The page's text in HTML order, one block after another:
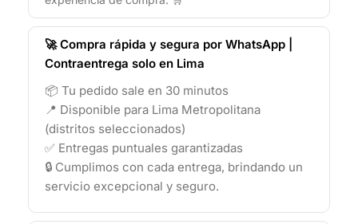
🚀 Compra rápida y segura por WhatsApp |
Contraentrega solo en Lima
📦 Tu pedido sale en 30 minutos
📍 Disponible para Lima Metropolitana
(distritos seleccionados)
✅ Entregas puntuales garantizadas
🔒 Cumplimos con cada entrega, brindando un
servicio excepcional y seguro.